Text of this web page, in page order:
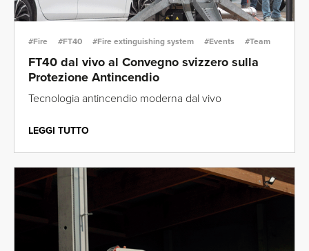
#Fire #FT40 #Fire extinguishing system #Events #Team
FT40 dal vivo al Convegno svizzero sulla
Protezione Antincendio
Tecnologia antincendio moderna dal vivo
LEGGI TUTTO